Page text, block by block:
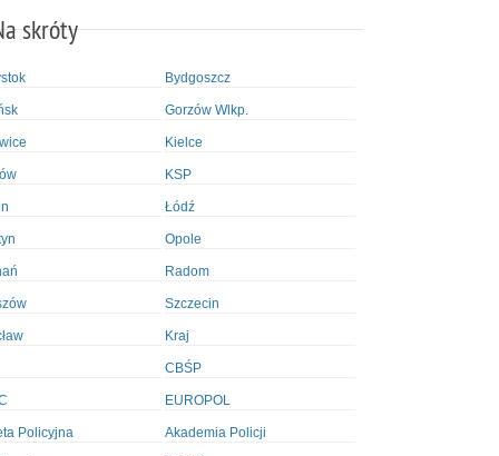
skróty
Bydgoszcz
Gorzów Wlkp.
Kielce
KSP
Łódź
Opole
Radom
Szczecin
Kraj
CBŚP
EUROPOL
Policyjna Akademia Policji